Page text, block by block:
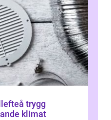
trygg
klimat